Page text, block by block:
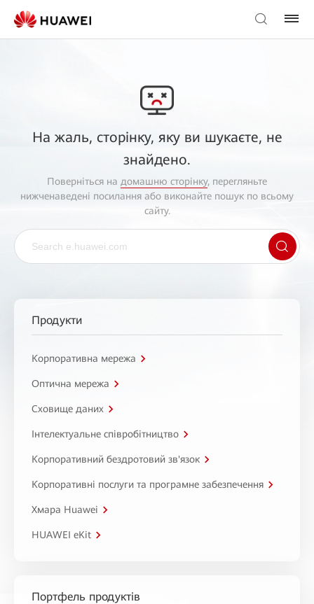
На жаль, сторінку, яку ви шукаєте, не
знайдено.
Поверніться на домашню сторінку, перегляньте
нижченаведені посилання або виконайте пошук по всьому
сайту.
Продукти
Корпоративна мережа
Оптична мережа
Сховище даних
Інтелектуальне співробітництво
Корпоративний бездротовий зв'язок
Корпоративні послуги та програмне забезпечення
Хмара Huawei
HUAWEI eKit
Портфель продуктів